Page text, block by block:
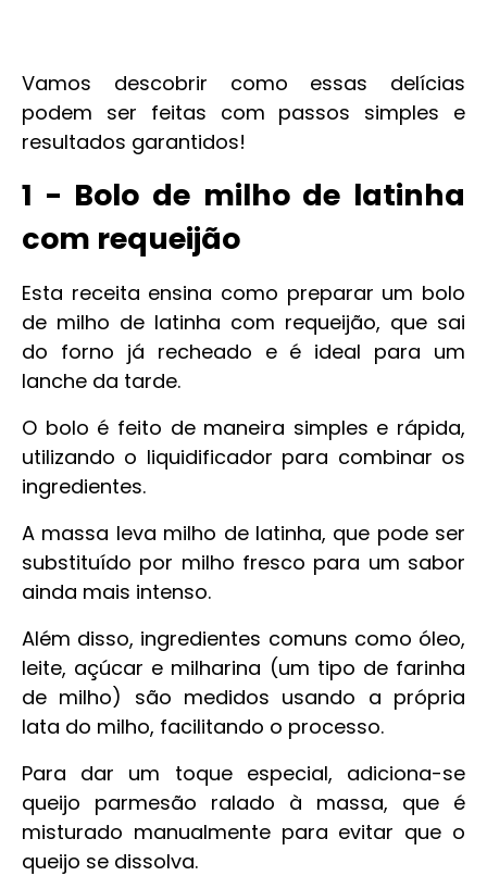
Vamos descobrir como essas delícias
podem ser feitas com passos simples e
resultados garantidos!
1 - Bolo de milho de latinha
com requeijão
Esta receita ensina como preparar um bolo
de milho de latinha com requeijão, que sai
do forno já recheado e é ideal para um
lanche da tarde.
O bolo é feito de maneira simples e rápida,
utilizando o liquidificador para combinar os
ingredientes.
A massa leva milho de latinha, que pode ser
substituído por milho fresco para um sabor
ainda mais intenso.
Além disso, ingredientes comuns como óleo,
leite, açúcar e milharina (um tipo de farinha
de milho) são medidos usando a própria
lata do milho, facilitando o processo.
Para dar um toque especial, adiciona-se
queijo parmesão ralado à massa, que é
misturado manualmente para evitar que o
queijo se dissolva.